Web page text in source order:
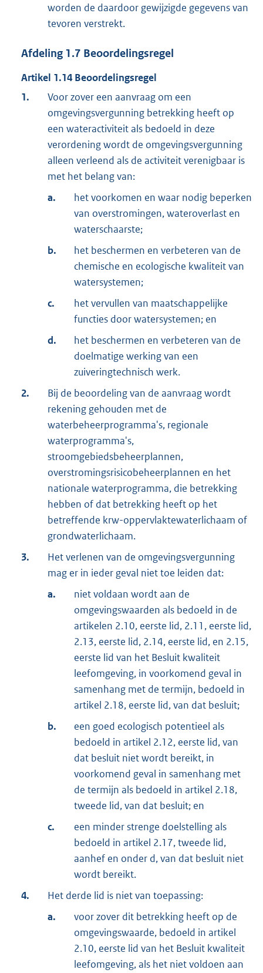
worden de daardoor gewijzigde gegevens van
tevoren verstrekt.
Afdeling 1.7 Beoordelingsregel
Artikel 1.14 Beoordelingsregel
1.
Voor zover een aanvraag om een
omgevingsvergunning betrekking heeft op
een wateractiviteit als bedoeld in deze
verordening wordt de omgevingsvergunning
alleen verleend als de activiteit verenigbaar is
met het belang van:
a.
het voorkomen en waar nodig beperken
van overstromingen, wateroverlast en
waterschaarste;
b.
het beschermen en verbeteren van de
chemische en ecologische kwaliteit van
watersystemen;
c.
het vervullen van maatschappelijke
functies door watersystemen; en
d.
het beschermen en verbeteren van de
doelmatige werking van een
zuiveringtechnisch werk.
2.
Bij de beoordeling van de aanvraag wordt
rekening gehouden met de
waterbeheerprogramma's, regionale
waterprogramma's,
stroomgebiedsbeheerplannen,
overstromingsrisicobeheerplannen en het
nationale waterprogramma, die betrekking
hebben of dat betrekking heeft op het
betreffende krw-oppervlaktewaterlichaam of
grondwaterlichaam.
3.
Het verlenen van de omgevingsvergunning
mag er in ieder geval niet toe leiden dat:
a.
niet voldaan wordt aan de
omgevingswaarden als bedoeld in de
artikelen 2.10, eerste lid, 2.11, eerste lid,
2.13, eerste lid, 2.14, eerste lid, en 2.15,
eerste lid van het Besluit kwaliteit
leefomgeving, in voorkomend geval in
samenhang met de termijn, bedoeld in
artikel 2.18, eerste lid, van dat besluit;
b.
een goed ecologisch potentieel als
bedoeld in artikel 2.12, eerste lid, van
dat besluit niet wordt bereikt, in
voorkomend geval in samenhang met
de termijn als bedoeld in artikel 2.18,
tweede lid, van dat besluit; en
c.
een minder strenge doelstelling als
bedoeld in artikel 2.17, tweede lid,
aanhef en onder d, van dat besluit niet
wordt bereikt.
4.
Het derde lid is niet van toepassing:
a.
voor zover dit betrekking heeft op de
omgevingswaarde, bedoeld in artikel
2.10, eerste lid van het Besluit kwaliteit
leefomgeving, als het niet voldoen aan